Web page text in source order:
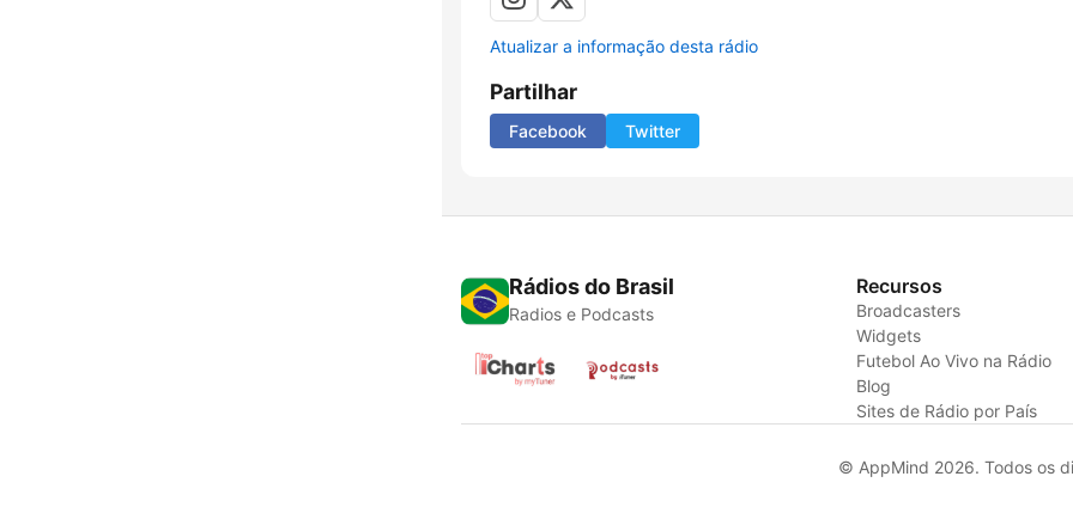
Atualizar a informação desta rádio
Partilhar
Facebook Twitter
Rádios do Brasil
Radios e Podcasts
Recursos
Broadcasters
Widgets
Futebol Ao Vivo na Rádio
Blog
Sites de Rádio por País
© AppMind 2026. Todos os